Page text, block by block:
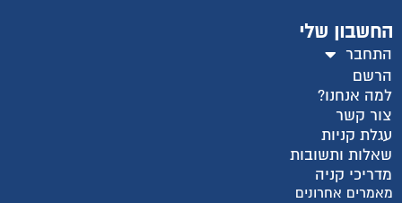
החשבון שלי
התחבר
הרשם
למה אנחנו?
צור קשר
עגלת קניות
שאלות ותשובות
מדריכי קניה
מאמרים אחרונים